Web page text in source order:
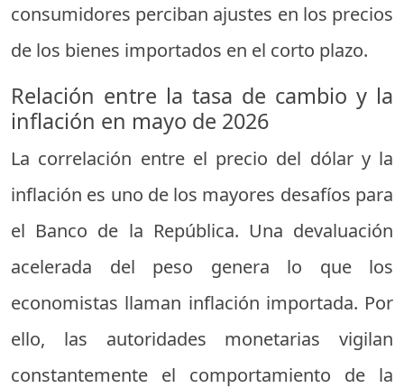
consumidores perciban ajustes en los precios
de los bienes importados en el corto plazo.
Relación entre la tasa de cambio y la
inflación en mayo de 2026
La correlación entre el precio del dólar y la
inflación es uno de los mayores desafíos para
el Banco de la República. Una devaluación
acelerada del peso genera lo que los
economistas llaman inflación importada. Por
ello, las autoridades monetarias vigilan
constantemente el comportamiento de la